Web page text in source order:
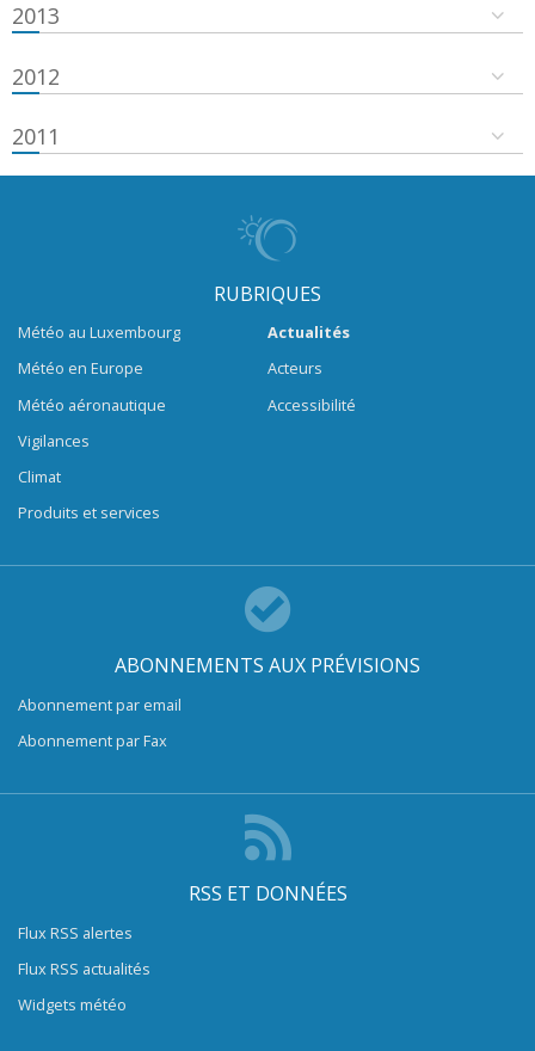
2013
2012
2011
RUBRIQUES
Météo au Luxembourg
Météo en Europe
Météo aéronautique
Vigilances
Climat
Produits et services
Actualités
Acteurs
Accessibilité
ABONNEMENTS AUX PRÉVISIONS
Abonnement par email
Abonnement par Fax
RSS ET DONNÉES
Flux RSS alertes
Flux RSS actualités
Widgets météo